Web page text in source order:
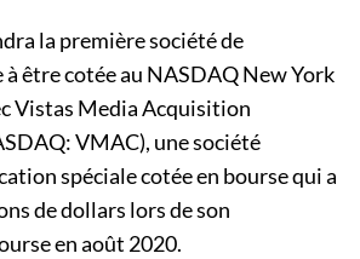
la première société de
être cotée au NASDAQ New York
Vistas Media Acquisition
VMAC), une société
spéciale cotée en bourse qui a
de dollars lors de son
en août 2020.